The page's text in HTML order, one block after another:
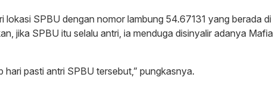
lokasi SPBU dengan nomor lambung 54.67131 yang berada di
jika SPBU itu selalu antri, ia menduga disinyalir adanya Mafia
pasti antri SPBU tersebut,” pungkasnya.